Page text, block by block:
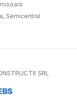
Semicentral
SRL